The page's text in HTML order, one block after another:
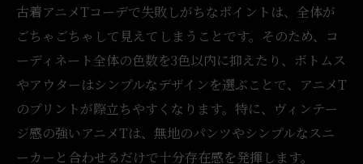
古着アニメTコーデで失敗しがちなポイントは、全体が
ごちゃごちゃして見えてしまうことです。そのため、コ
ーディネート全体の色数を3色以内に抑えたり、ボトムス
やアウターはシンプルなデザインを選ぶことで、アニメT
のプリントが際立ちやすくなります。特に、ヴィンテー
ジ感の強いアニメTは、無地のパンツやシンプルなスニ
ーカーと合わせるだけで十分存在感を発揮します。